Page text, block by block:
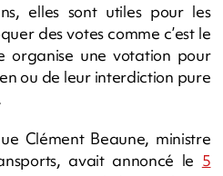
elles sont utiles pour les
des votes comme c’est le
organise une votation pour
ou de leur interdiction pure
Clément Beaune, ministre
avait annoncé le 5